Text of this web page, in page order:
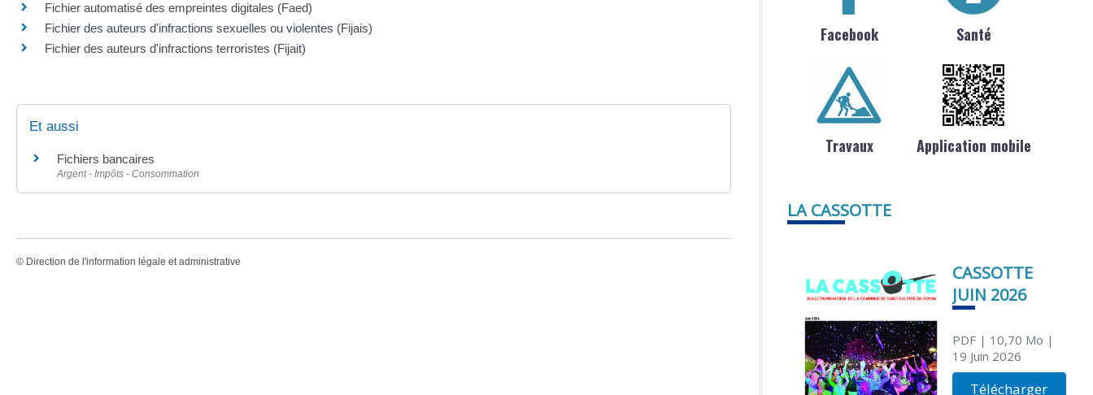
Fichier automatisé des empreintes digitales (Faed)
Fichier des auteurs d'infractions sexuelles ou violentes (Fijais)
Fichier des auteurs d'infractions terroristes (Fijait)
Et aussi
Fichiers bancaires
Argent - Impôts - Consommation
© Direction de l'information légale et administrative
Facebook Santé
Travaux Application mobile
LA CASSOTTE
CASSOTTE
JUIN 2026
PDF| 10,70 Mo |
19 Juin 2026
Télécharger